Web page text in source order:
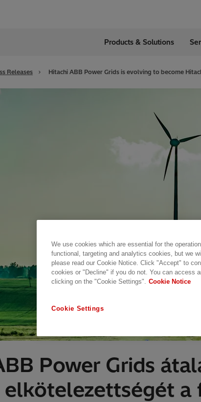
Algeria
Power Quality
Asset and Work
Products & Solutions
Releases Hitachi ABB Power Grids is evolving to become
Power Grids
We use cookies which are essential for the
functional, targeting and analytics cookies, but we
please read our Cookie Notice. Click "Accept" to
cookies or "Decline" if you do not. You can access
clicking on the "Cookie Settings". Cookie Notice
Cookie Settings